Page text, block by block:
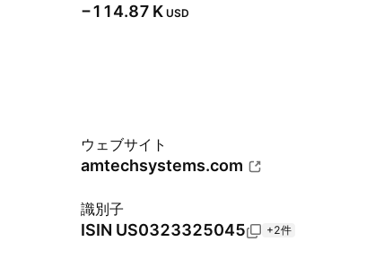
‪−114.87 K‬ USD
ウェブサイト
amtechsystems.com
識別子
ISIN US0323325045 +2件